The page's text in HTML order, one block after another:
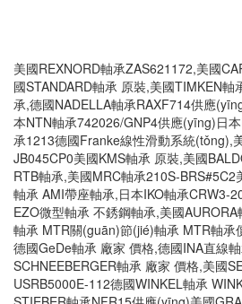
美國REXNORD軸承ZAS621172,美國
國STANDARD軸承 原裝,美國TIMKEN軸
承,德國NADELLA軸承RAXF714供應
本NTN軸承742026/GNP4供應(yīng)日
承1213德國Franke線性滑動系統(tǒng),
JB045CP0美國KMS軸承 原裝,美國
RTB軸承,美國MRC軸承210S-
軸承 AMI帶座軸承,日本IKO軸承CRW3-
EZO微型軸承 不銹鋼軸承,美國
軸承 MTR關(guān)節(jié)軸承 MTR軸承
德國GeDe軸承 廠家 價格,德國INA直線
SCHNEEBERGER軸承 廠家 價格,美國
USRB5000E-112德國WINKEL軸承